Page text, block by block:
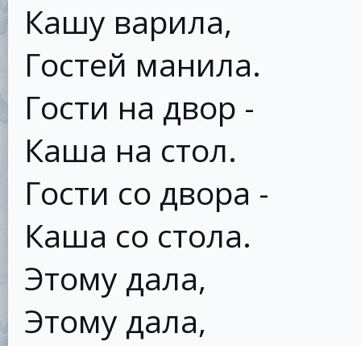
Кашу варила,
Гостей манила.
Гости на двор -
Каша на стол.
Гости со двора -
Каша со стола.
Этому дала,
Этому дала,